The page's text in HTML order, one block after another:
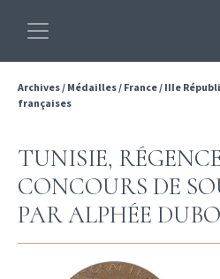
Archives/ Médailles/ France/ IIIe
françaises
TUNISIE,
CONCOURS DE
PAR ALPHÉE